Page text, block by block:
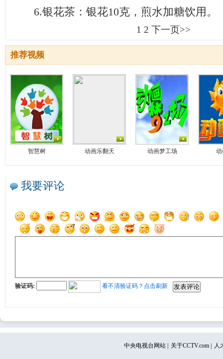
6.银花茶：银花10克，煎水加糖饮用。
1 2 下一页>>
推荐视频
智慧树 动画乐翻天 动画梦工场 动
我要评论
验证码: 看不清验证码？点击刷新
中央电视台网站 关于CCTV.com 人